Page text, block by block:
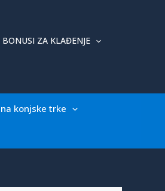
BONUSI ZA KLAĐENJE
konjske trke